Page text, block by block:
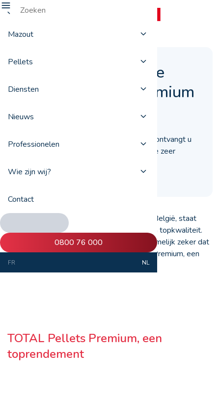
Mazout
Pellets
Diensten
Nieuws
Professionelen
Wie zijn wij?
Contact
0800 76 000
FR NL
Alles weten over de
TOTAL Pellets Premium
Als u uw pellets bestelt via ProxiFuel, ontvangt u
TOTAL Pellets Premium. Zoom op deze zeer
Via onze elf antennes in alle uithoeken van België, staat
ProxiFuel in voor delevering van pelletsvan topkwaliteit.
Door te vertrouwen op ProxiFuel, bent u namelijk zeker dat
u zich kunt verwarmen met TOTAL Pellets Premium, een
schone en efficiënte energie
TOTAL Pellets Premium, een
toprendement